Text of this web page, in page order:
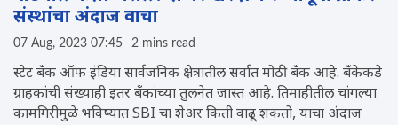
संस्थांचा अंदाज वाचा
07 Aug, 2023 07:45 2 mins read
स्टेट बँक ऑफ इंडिया सार्वजनिक क्षेत्रातील सर्वात मोठी बँक आहे. बँकेकडे
ग्राहकांची संख्याही इतर बँकांच्या तुलनेत जास्त आहे. तिमाहीतील चांगल्या
कामगिरीमुळे भविष्यात SBI चा शेअर किती वाढू शकतो, याचा अंदाज